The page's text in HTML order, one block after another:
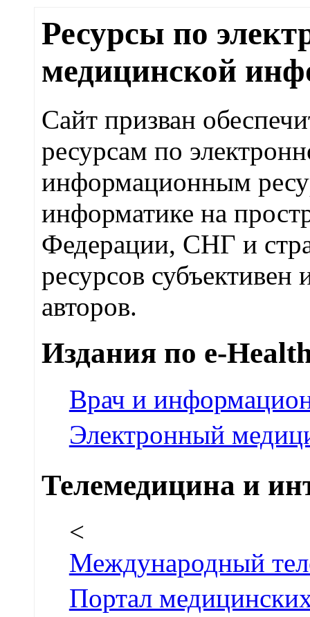
Ресурсы по
медицинской
Сайт призван
ресурсам по
информационным
информатике на
Федерации, СНГ и
ресурсов субъективен
авторов.
Издания по e-
Врач и
Электронный
Телемедицина и
<
Международный
Портал